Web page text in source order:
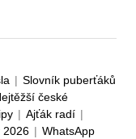
| Slovník puberťáků
české
| Ajťák radí |
2026 | WhatsApp